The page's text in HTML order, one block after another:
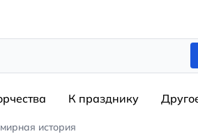
К празднику
история